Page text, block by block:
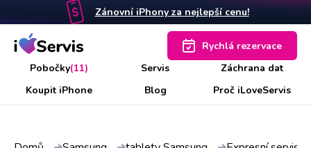
Zánovní iPhony za nejlepší cenu!
Pobočky(11) Servis
Záchrana dat
Koupit iPhone
Blog Proč iLoveServis
Rychlá rezervace